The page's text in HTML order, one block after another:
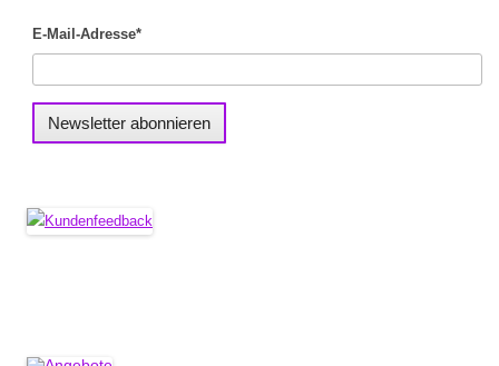
E-Mail-Adresse*